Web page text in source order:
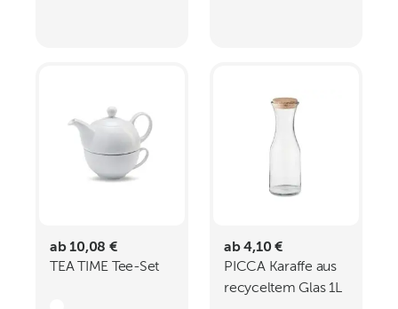
ab 10,08 €
TEA TIME Tee-Set
ab 4,10 €
PICCA Karaffe aus
recyceltem Glas 1L